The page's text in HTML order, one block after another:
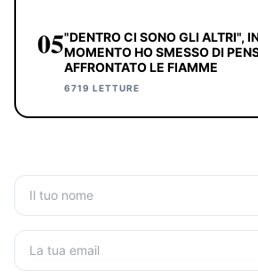
05"DENTRO CI SONO GLI ALTRI",
MOMENTO HO SMESSO DI
AFFRONTATO LE FIAMME
6719 LETTURE